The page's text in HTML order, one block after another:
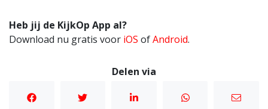
Heb jij de KijkOp App al?
Download nu gratis voor iOS ofAndroid.
Delen via